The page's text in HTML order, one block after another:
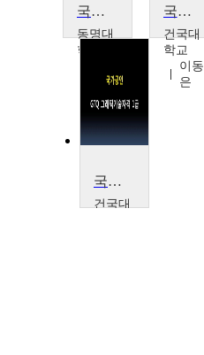
국가안보론
동명대
학교
국가공인 워드프로세서 1급 실기
건국대
학교
이동
은
국가공인 GTQ 그래픽기술자격 (포토샵) 1급
건국대